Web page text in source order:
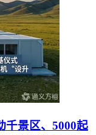
千景区、5000起